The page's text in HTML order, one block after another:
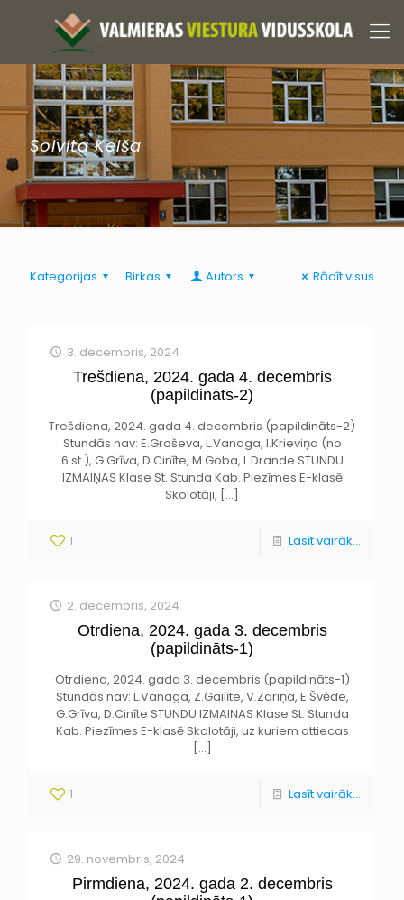
Solvita Keiša
Kategorijas Birkas Autors Rādīt visus
3. decembris, 2024
Trešdiena, 2024. gada 4. decembris
(papildināts-2)
Trešdiena, 2024. gada 4. decembris (papildināts-2)
Stundās nav: E.Groševa, L.Vanaga, I.Krieviņa (no
6.st.), G.Grīva, D.Cinīte, M.Goba, L.Drande STUNDU
IZMAIŅAS Klase St. Stunda Kab. Piezīmes E-klasē
Skolotāji, […]
1 Lasīt vairāk...
2. decembris, 2024
Otrdiena, 2024. gada 3. decembris
(papildināts-1)
Otrdiena, 2024. gada 3. decembris (papildināts-1)
Stundās nav: L.Vanaga, Z.Gailīte, V.Zariņa, E.Švēde,
G.Grīva, D.Cinīte STUNDU IZMAIŅAS Klase St. Stunda
Kab. Piezīmes E-klasē Skolotāji, uz kuriem attiecas
[…]
1 Lasīt vairāk...
29. novembris, 2024
Pirmdiena, 2024. gada 2. decembris